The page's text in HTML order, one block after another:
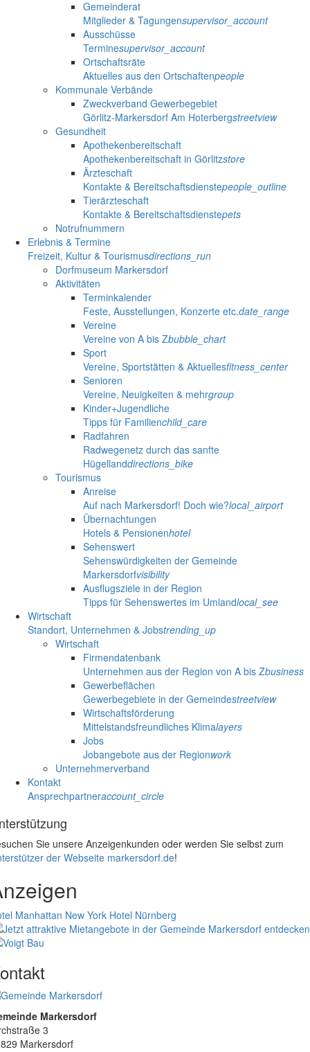
Gemeinderat
Mitglieder & Tagungensupervisor_account
Ausschüsse
Terminesupervisor_account
Ortschaftsräte
Aktuelles aus den Ortschaftenpeople
Kommunale Verbände
Zweckverband Gewerbegebiet
Görlitz-Markersdorf Am Hoterbergstreetview
Gesundheit
Apothekenbereitschaft
Apothekenbereitschaft in Görlitzstore
Ärzteschaft
Kontakte & Bereitschaftsdienstepeople_outline
Tierärzteschaft
Kontakte & Bereitschaftsdienstepets
Notrufnummern
Erlebnis & Termine
Freizeit, Kultur & Tourismusdirections_run
Dorfmuseum Markersdorf
Aktivitäten
Terminkalender
Feste, Ausstellungen, Konzerte etc.date_range
Vereine
Vereine von A bis Zbubble_chart
Sport
Vereine, Sportstätten & Aktuellesfitness_center
Senioren
Vereine, Neuigkeiten & mehrgroup
Kinder+Jugendliche
Tipps für Familienchild_care
Radfahren
Radwegenetz durch das sanfte
Hügellanddirections_bike
Tourismus
Anreise
Auf nach Markersdorf! Doch wie?local_airport
Übernachtungen
Hotels & Pensionenhotel
Sehenswert
Sehenswürdigkeiten der Gemeinde
Markersdorfvisibility
Ausflugsziele in der Region
Tipps für Sehenswertes im Umlandlocal_see
Wirtschaft
Standort, Unternehmen & Jobstrending_up
Wirtschaft
Firmendatenbank
Unternehmen aus der Region von A bis Zbusiness
Gewerbeflächen
Gewerbegebiete in der Gemeindestreetview
Wirtschaftsförderung
Mittelstandsfreundliches Klimalayers
Jobs
Jobangebote aus der Regionwork
Unternehmerverband
Kontakt
Ansprechpartneraccount_circle
Sie unsere Anzeigenkunden oder werden Sie selbst zum
der Webseite markersdorf.de!
Manhattan New York Hotel Nürnberg
Markersdorf
3
Markersdorf